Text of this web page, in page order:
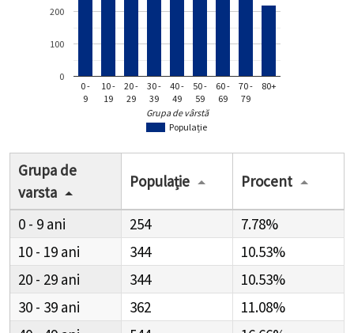
Populație
0 -
9
10 -
19
20 -
29
30 -
39
40 -
49
50 -
59
60 -
69
70 -
79
80+
0
100
200
Grupa de vârstă
Grupa de
varsta
Populație Procent
0 - 9 254
7.78%
10 - 19
344
10.53%
20 - 29
344
10.53%
30 - 39
362
11.08%